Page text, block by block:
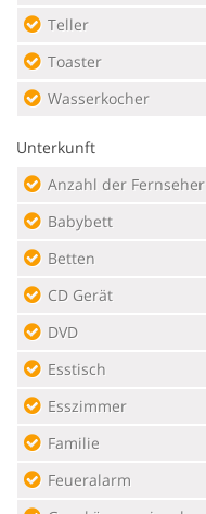
Teller
Toaster
Wasserkocher
Unterkunft
Anzahl der Fernseher
Babybett
Betten
CD Gerät
DVD
Esstisch
Esszimmer
Familie
Feueralarm